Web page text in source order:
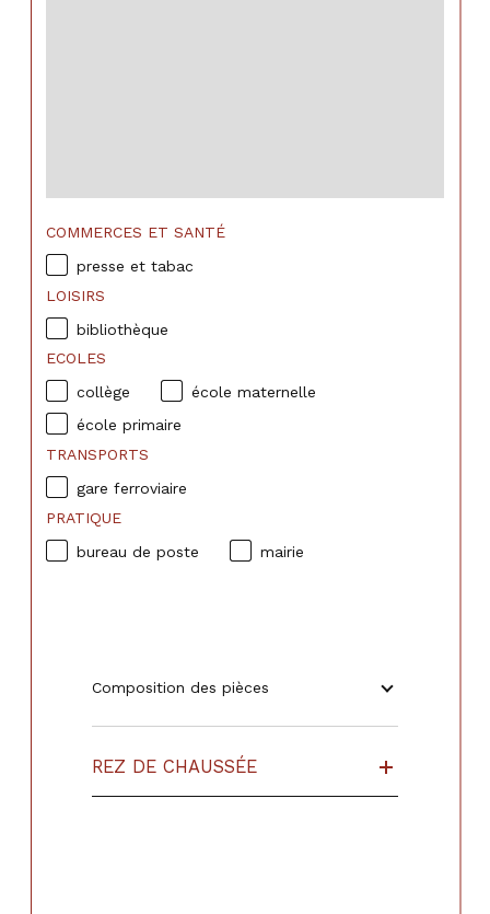
COMMERCES ET SANTÉ
presse et tabac
LOISIRS
bibliothèque
ECOLES
collège
école maternelle
école primaire
TRANSPORTS
gare ferroviaire
PRATIQUE
bureau de poste
mairie
Composition des pièces
REZ DE CHAUSSÉE